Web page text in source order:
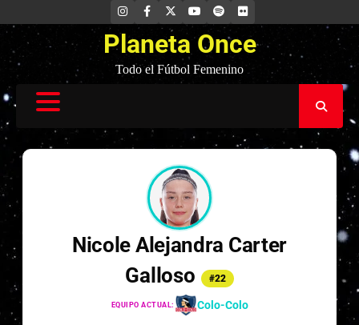
al
contenido
INSTAGRAM
FACEBOOK YOUTUBE
SPOTIFYFLICKR
Planeta Once
Todo el Fútbol Femenino
Nicole Alejandra Carter
Galloso
#22
EQUIPO ACTUAL: Colo-Colo